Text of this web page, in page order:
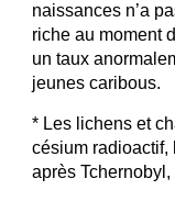
naissances n’a
riche au moment
un taux
jeunes caribous.
* Les lichens et
césium radioactif,
après